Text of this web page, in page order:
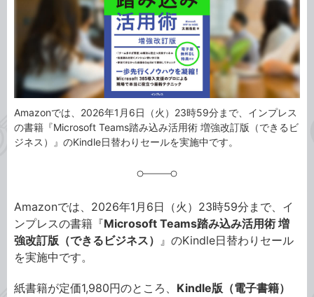
Amazonでは、2026年1月6日（火）23時59分まで、インプレス
の書籍『Microsoft Teams踏み込み活用術 増強改訂版（できるビ
ジネス）』のKindle日替わりセールを実施中です。
Amazonでは、2026年1月6日（火）23時59分まで、イ
ンプレスの書籍『Microsoft Teams踏み込み活用術 増
強改訂版（できるビジネス） 』のKindle日替わりセール
を実施中です。
紙書籍が定価1,980円のところ、 Kindle版（電子書籍）